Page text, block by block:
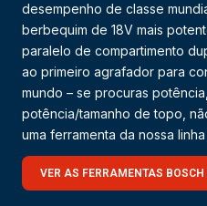
desempenho de classe
berbequim de 18V mais
paralelo de compartimento
ao primeiro agrafador para
mundo – se procuras
potência/tamanho de topo,
uma ferramenta da nossa linha
VER AS FERRAMENTAS BOSCH